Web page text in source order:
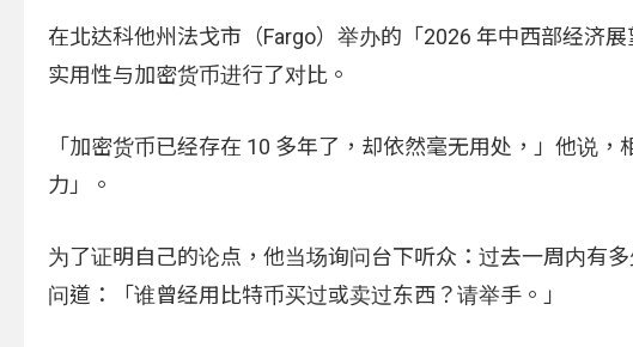
在北达科他州法戈市（Fargo）举办的「2026 年中西部经济
实用性与加密货币进行了对比。
「加密货币已经存在 10 多年了，却依然毫无用处，」他说
力」。
为了证明自己的论点，他当场询问台下听众：过去一周内有
问道：「谁曾经用比特币买过或卖过东西？请举手。」